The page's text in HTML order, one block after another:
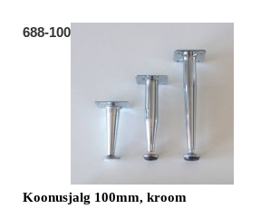
688-100
Koonusjalg 100mm, kroom